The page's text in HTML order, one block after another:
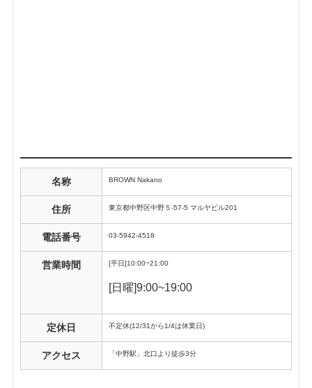
名称 BROWN Nakano
住所 東京都中野区中野５-57-5 マルヤビル201
電話番号 03-5942-4518
営業時間 [平日]10:00~21:00
[日曜]9:00~19:00
定休日 不定休(12/31から1/4は休業日)
アクセス 「中野駅」北口より徒歩3分